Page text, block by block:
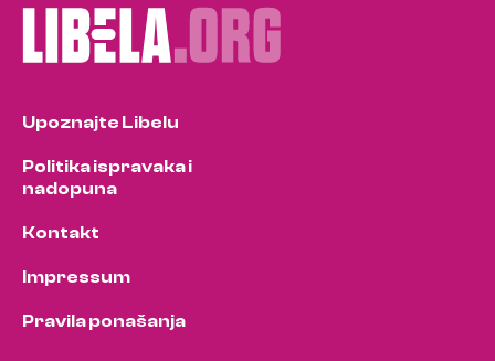
Upoznajte Libelu
Politika ispravaka i
nadopuna
Kontakt
Impressum
Pravila ponašanja